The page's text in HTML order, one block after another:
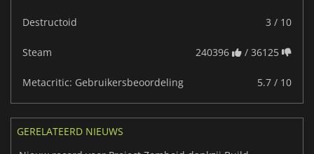
Destructoid 3 / 10
Steam 240396 / 36125
Metacritic: Gebruikersbeoordeling 5.7 / 10
GERELATEERD NIEUWS